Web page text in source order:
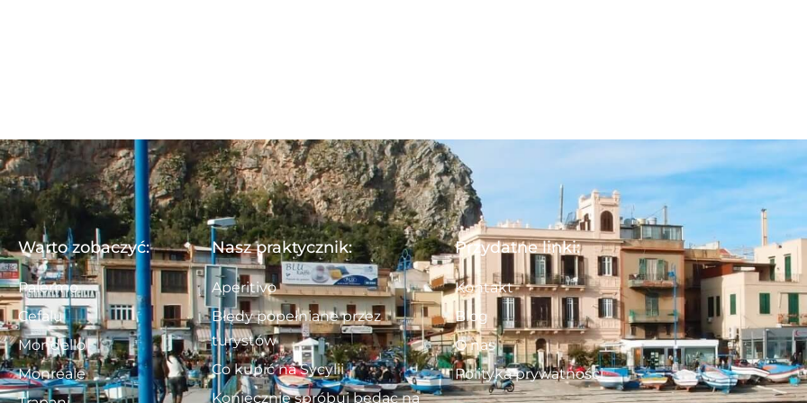
Warto zobaczyć:
Palermo
Cefalu
Mondello
Monreale
Nasz praktycznik:
Aperitivo
Błędy popełniane przez
turystów
Co kupić na Sycylii
Koniecznie spróbuj będąc na
Przydatne linki:
Kontakt
Blog
O nas
Polityka prywatności